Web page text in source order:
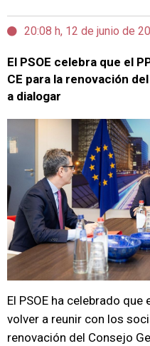
20:08 h, 12 de junio de
El PSOE celebra que el
CE para la renovación
a dialogar
El PSOE ha celebrado
volver a reunir con los
renovación del Consejo